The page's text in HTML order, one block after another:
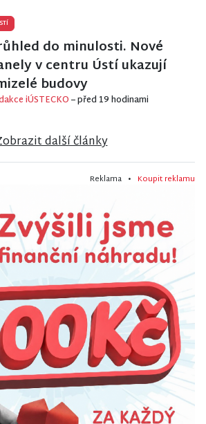
do minulosti. Nové
v centru Ústí ukazují
budovy
iÚSTECKO– před 19 hodinami
další články
Reklama • Koupit reklamu